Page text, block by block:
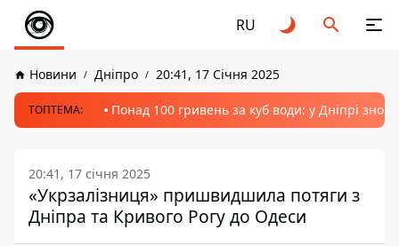
RU
Новини Дніпро 20:41, 17 Січня 2025
ТОПТЕМА: Понад 100 гривень за куб води: у Дніпрі
20:41, 17 січня 2025
«Укрзалізниця» пришвидшила потяги з
Дніпра та Кривого Рогу до Одеси